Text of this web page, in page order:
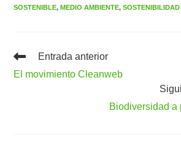
SOSTENIBLE, MEDIO AMBIENTE, SOSTENIBILIDAD
Leer
artículos
Entrada anterior
El movimiento Cleanweb
Biodiversidad a